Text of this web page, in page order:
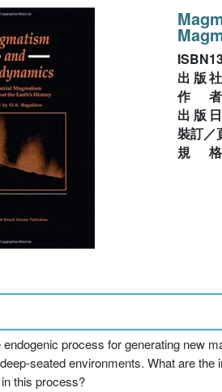
出版社
作者
出版日
裝訂／
規格
process for generating new
seated environments. What are
this process?